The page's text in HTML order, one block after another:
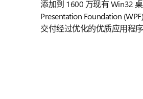
添加到 1600 万现有 Win32
Presentation Foundation
交付经过优化的优质应用程